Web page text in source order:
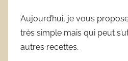
Aujourd’hui, je vous
très simple mais qui peut
autres recettes.